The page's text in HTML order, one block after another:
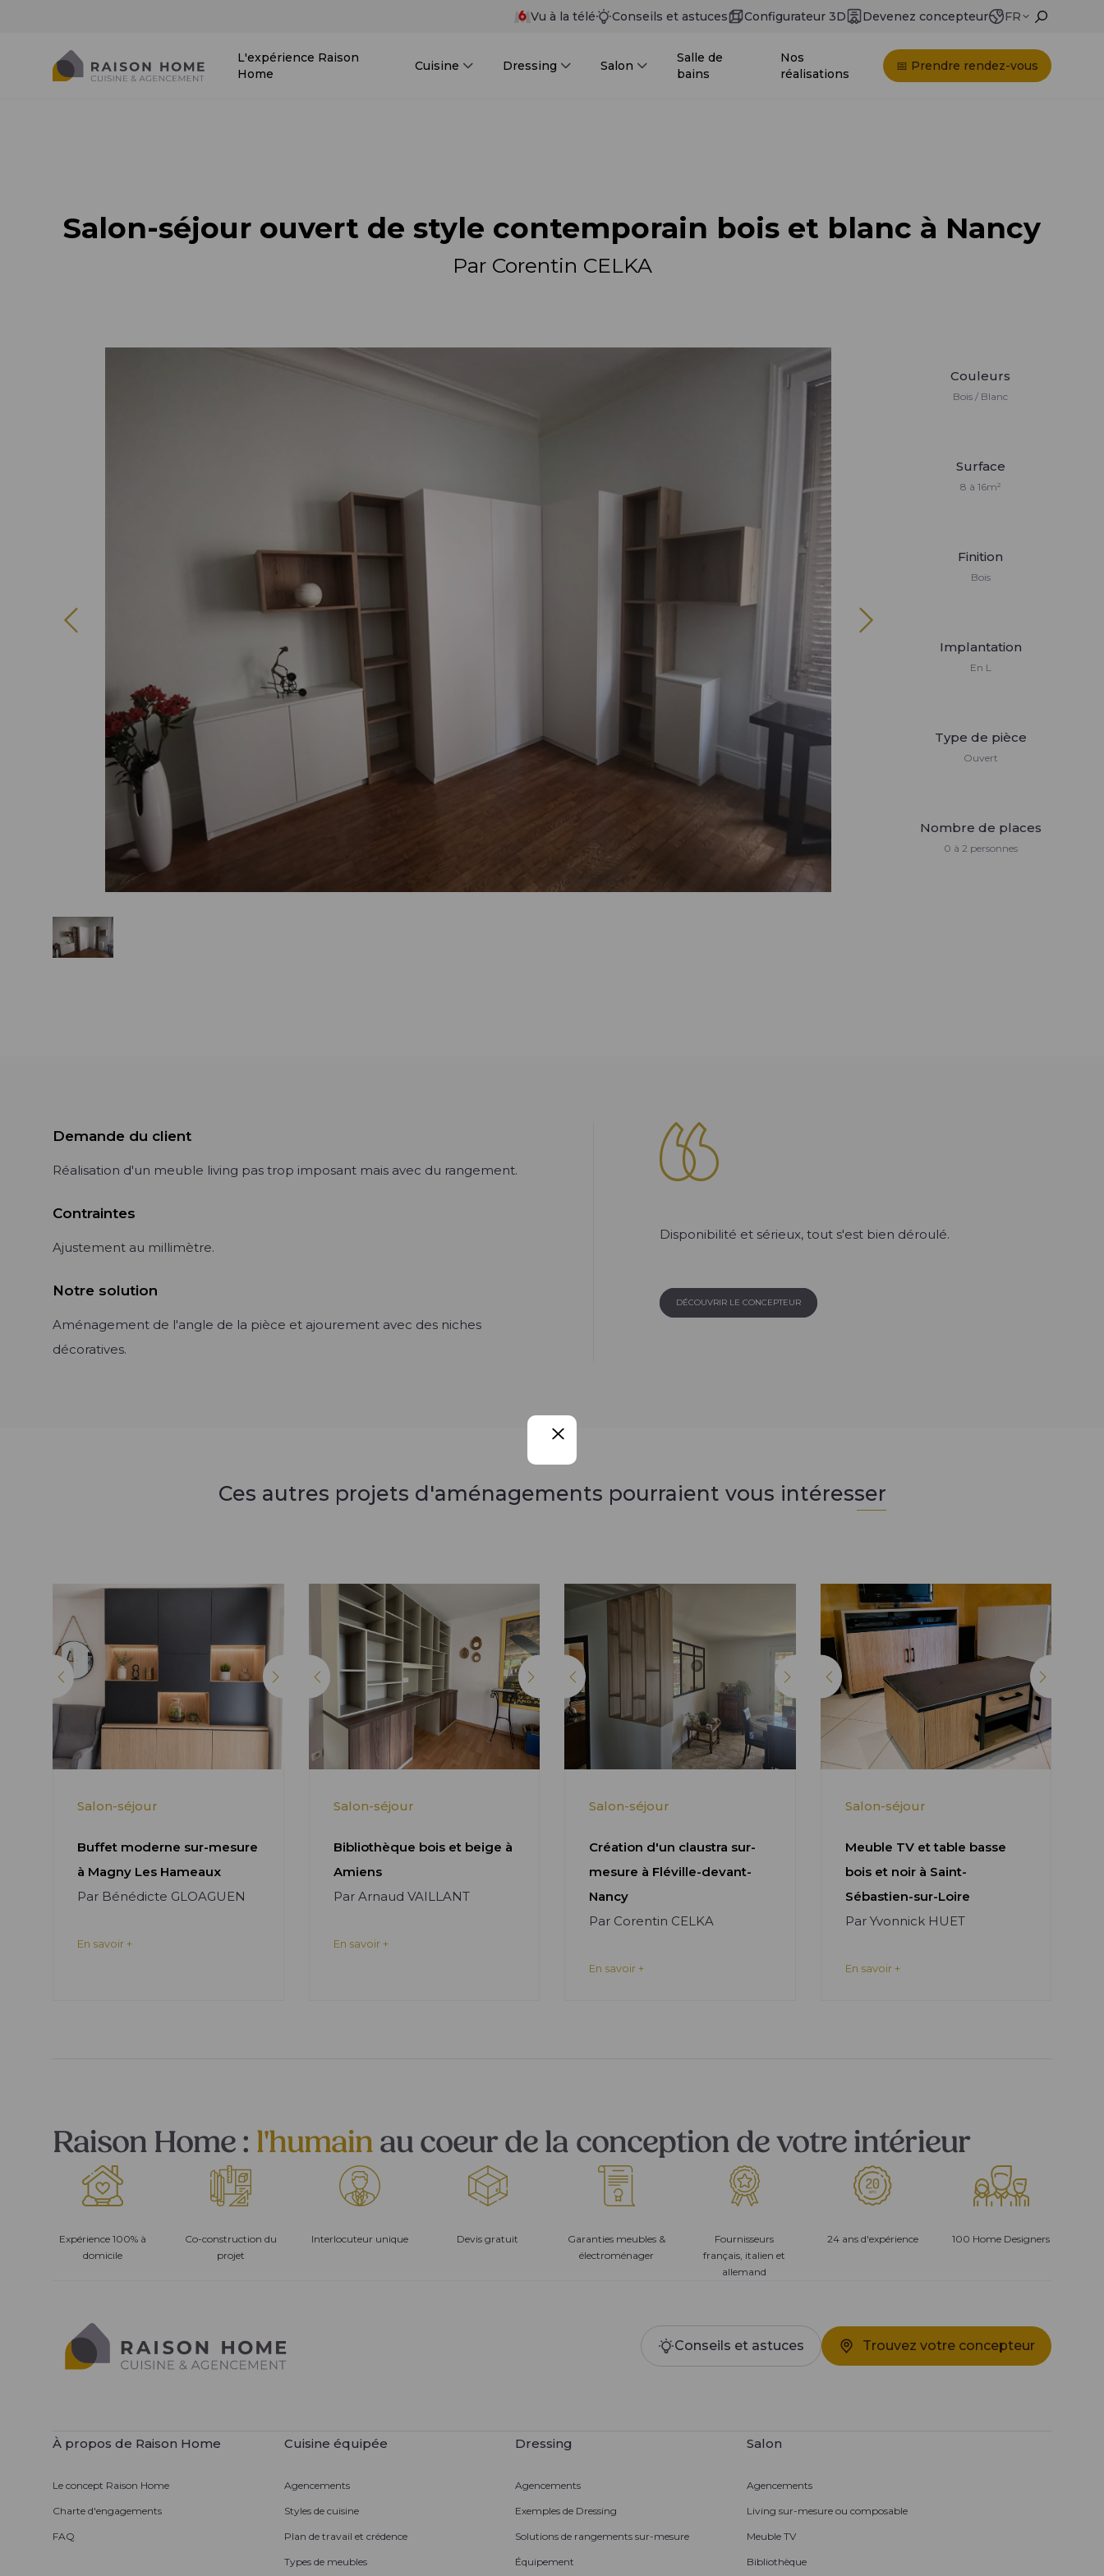
Vu à la télé Conseils et astuces Configurateur 3D Devenez concepteur FR
L'expérience Raison
Home
Cuisine Dressing Salon
Salle de
bains
Nos
réalisations
📅 Prendre rendez-vous
Salon-séjour ouvert de style contemporain bois et blanc à Nancy
Par Corentin CELKA
Couleurs
Bois / Blanc
Surface
8 à 16m²
Finition
Bois
Implantation
En L
Type de pièce
Ouvert
Nombre de places
0 à 2 personnes
Demande du client
Réalisation d'un meuble living pas trop imposant mais avec du rangement.
Contraintes
Ajustement au millimètre.
Notre solution
Aménagement de l'angle de la pièce et ajourement avec des niches
décoratives.
Disponibilité et sérieux, tout s'est bien déroulé.
DÉCOUVRIR LE CONCEPTEUR
Ces autres projets d'aménagements pourraient vous intéresser
Salon-séjour
Buffet moderne sur-mesure
à Magny Les Hameaux
Par Bénédicte GLOAGUEN
En savoir +
Salon-séjour
Bibliothèque bois et beige à
Amiens
Par Arnaud VAILLANT
En savoir +
Salon-séjour
Création d'un claustra sur-
mesure à Fléville-devant-
Nancy
Par Corentin CELKA
En savoir +
Salon-séjour
Meuble TV et table basse
bois et noir à Saint-
Sébastien-sur-Loire
Par Yvonnick HUET
En savoir +
Raison Home : l'humainau coeur de la conception de votre intérieur
Expérience 100% à
domicile
Co-construction du
projet
Interlocuteur unique Devis gratuit
Garanties meubles &
électroménager
Fournisseurs
français, italien et
allemand
24 ans d'expérience 100 Home Designers
Conseils et astuces Trouvez votre concepteur
À propos de Raison Home
Le concept Raison Home
Charte d'engagements
FAQ
Cuisine équipée
Agencements
Styles de cuisine
Plan de travail et crédence
Types de meubles
Dressing
Agencements
Exemples de Dressing
Solutions de rangements sur-mesure
Équipement
Salon
Agencements
Living sur-mesure ou composable
Meuble TV
Bibliothèque